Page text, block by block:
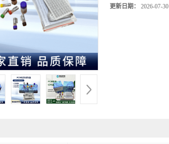
更新日期： 2026-07-30